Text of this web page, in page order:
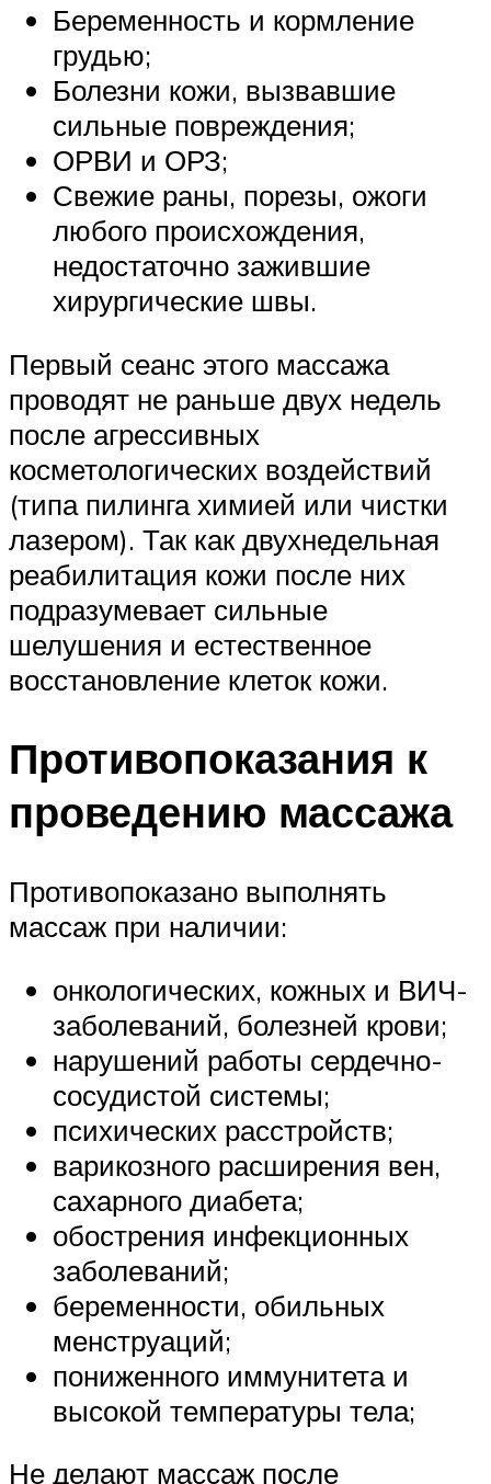
Беременность и кормление
грудью;
Болезни кожи, вызвавшие
сильные повреждения;
ОРВИ и ОРЗ;
Свежие раны, порезы, ожоги
любого происхождения,
недостаточно зажившие
хирургические швы.
Первый сеанс этого массажа
проводят не раньше двух недель
после агрессивных
косметологических воздействий
(типа пилинга химией или чистки
лазером). Так как двухнедельная
реабилитация кожи после них
подразумевает сильные
шелушения и естественное
восстановление клеток кожи.
Противопоказания к
проведению массажа
Противопоказано выполнять
массаж при наличии:
онкологических, кожных и ВИЧ-
заболеваний, болезней крови;
нарушений работы сердечно-
сосудистой системы;
психических расстройств;
варикозного расширения вен,
сахарного диабета;
обострения инфекционных
заболеваний;
беременности, обильных
менструаций;
пониженного иммунитета и
высокой температуры тела;
Не делают массаж после